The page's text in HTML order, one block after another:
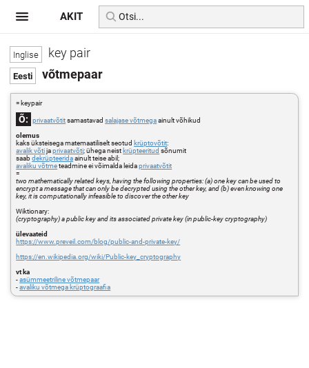
key pair
võtmepaar
= keypair
Õ: privaatvõtitsamastavadsalajase võtmegaainult võhikud
olemus
kaks üksteisega matemaatiliselt seotud krüptovõtit:
avalik võtijaprivaatvõti; ühega neist krüpteeritud sõnumit
saabdekrüpteeridaainult teise abil;
avaliku võtmeteadmine ei võimalda leidaprivaatvõtit
=
two mathematically related keys, having the following properties: (a) one key can be used to
encrypt a message that can only be decrypted using the other key, and (b) even knowing one
key, it is computationally infeasible to discover the other key
Wiktionary:
(cryptography) a public key and its associated private key (in public-key cryptography)
ülevaateid
https://www.preveil.com/blog/public-and-private-key/
https://en.wikipedia.org/wiki/Public-key_cryptography
vt ka
-asümmeetriline võtmepaar
-avaliku võtmega krüptograafia
AKIT